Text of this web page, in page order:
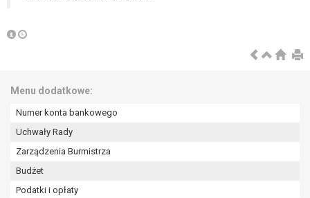
Menu dodatkowe:
Numer konta bankowego
Uchwały Rady
Zarządzenia Burmistrza
Budżet
Podatki i opłaty